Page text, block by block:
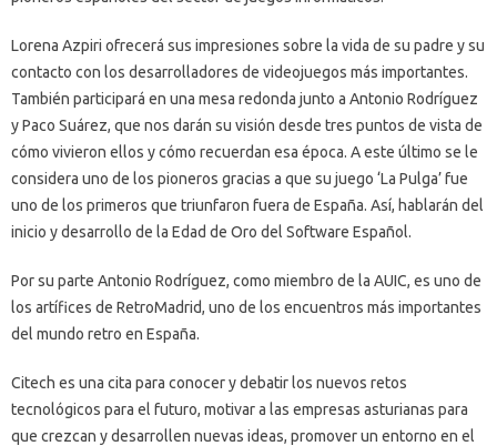
Lorena Azpiri ofrecerá sus impresiones sobre la vida de su padre y su
contacto con los desarrolladores de videojuegos más importantes.
También participará en una mesa redonda junto a Antonio Rodríguez
y Paco Suárez, que nos darán su visión desde tres puntos de vista de
cómo vivieron ellos y cómo recuerdan esa época. A este último se le
considera uno de los pioneros gracias a que su juego ‘La Pulga’ fue
uno de los primeros que triunfaron fuera de España. Así, hablarán del
inicio y desarrollo de la Edad de Oro del Software Español.
Por su parte Antonio Rodríguez, como miembro de la AUIC, es uno de
los artífices de RetroMadrid, uno de los encuentros más importantes
del mundo retro en España.
Citech es una cita para conocer y debatir los nuevos retos
tecnológicos para el futuro, motivar a las empresas asturianas para
que crezcan y desarrollen nuevas ideas, promover un entorno en el